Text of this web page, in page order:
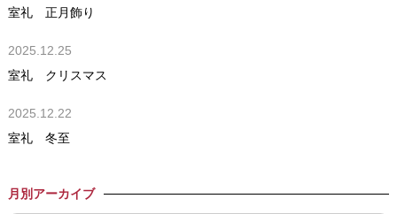
室礼 正月飾り
2025.12.25
室礼 クリスマス
2025.12.22
室礼 冬至
月別アーカイブ